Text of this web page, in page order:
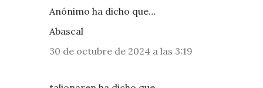
Anónimo ha dicho que…
Abascal
30 de octubre de 2024 a las 3:19